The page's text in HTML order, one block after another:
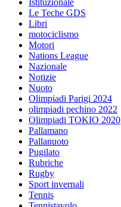
Istituzionale
Le Teche GDS
Libri
motociclismo
Motori
Nations League
Nazionale
Notizie
Nuoto
Olimpiadi Parigi 2024
olimpiadi pechino 2022
Olimpiadi TOKIO 2020
Pallamano
Pallanuoto
Pugilato
Rubriche
Rugby
Sport invernali
Tennis